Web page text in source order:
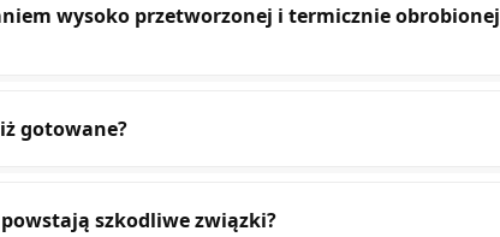
wysoko przetworzonej i termicznie obrobionej
gotowane?
szkodliwe związki?